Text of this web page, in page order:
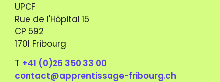
UPCF
Rue de l'Hôpital 15
CP 592
1701 Fribourg
T +41 (0)26 350 33 00
contact@apprentissage-fribourg.ch